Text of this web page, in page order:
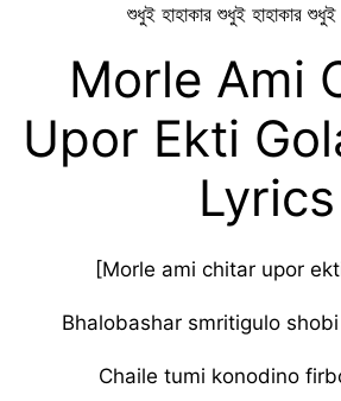
শুধুই হাহাকার শুধুই হাহাকার শুধুই
Morle Ami
Upor Ekti
Lyrics
[Morle ami chitar upor
Bhalobashar smritigulo
Chaile tumi konodino